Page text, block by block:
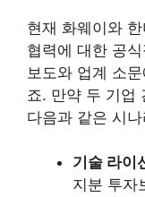
현재 화웨이와
협력에 대한 공
보도와 업계 소
죠. 만약 두 기업
다음과 같은 시
기술 라이
지분 투자